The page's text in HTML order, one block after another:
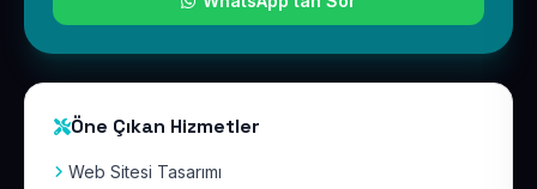
Öne Çıkan Hizmetler
Web Sitesi Tasarımı